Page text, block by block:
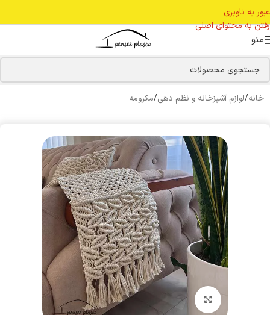
عبور به ناوبری
رفتن به محتوای اصلی
منو
خانه/لوازم آشپزخانه و نظم دهی/مکرومه
بزرگنمایی تصویر